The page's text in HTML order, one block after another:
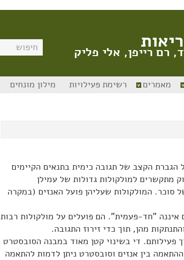
רם רייפן, אלי פליק
מאמרים רשימת פעילויות מילון מונחים
הגברת הקצב של תגובה כימית בתנאים הקיימים
מתקשרים למולקולות גדולות של עמילן
סוכר. המולקולות שעליהן פועל האנזים (במקרה
איננה "חד-פעמית". הם פועלים על מולקולות רבות
מהן, תוך כדי זירוז התגובה.
פעילותם. די בשינוי קטן מאוד במבנה הסובסטרט
בין אנזים וסובסטרט ניתן לדמות להתאמה